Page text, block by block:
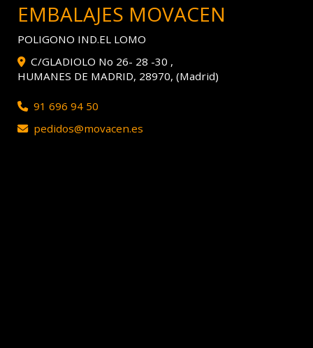
EMBALAJES MOVACEN
POLIGONO IND.EL LOMO
C/GLADIOLO No 26- 28 -30 ,
HUMANES DE MADRID, 28970, (Madrid)
91 696 94 50
pedidos
movacen.es